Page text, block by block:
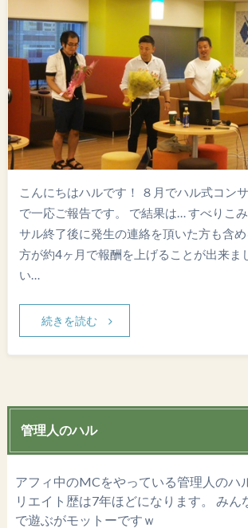
こんにちはハルです！ ８月でハル式コン
で一応ご報告です。 で結果は… すべりこ
サル終了後に発生の連絡を頂いた方も含
方が約4ヶ月で報酬を上げることが出来ま
い…
続きを読む
管理人のハル
アフィ中のMCをやっている管理人のハ
リエイト歴は7年ほどになります。 みん
で遊ぶがモットーですｗ